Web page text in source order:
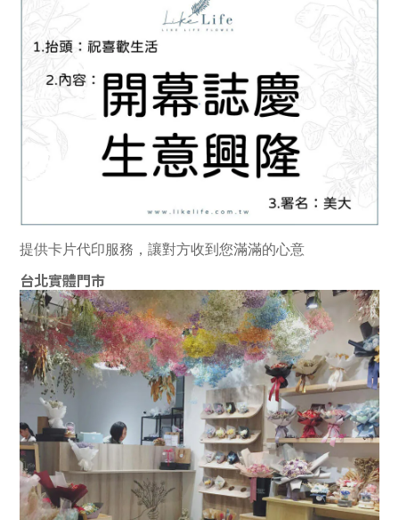
提供卡片代印服務，讓對方收到您滿滿的心意
台北實體門市